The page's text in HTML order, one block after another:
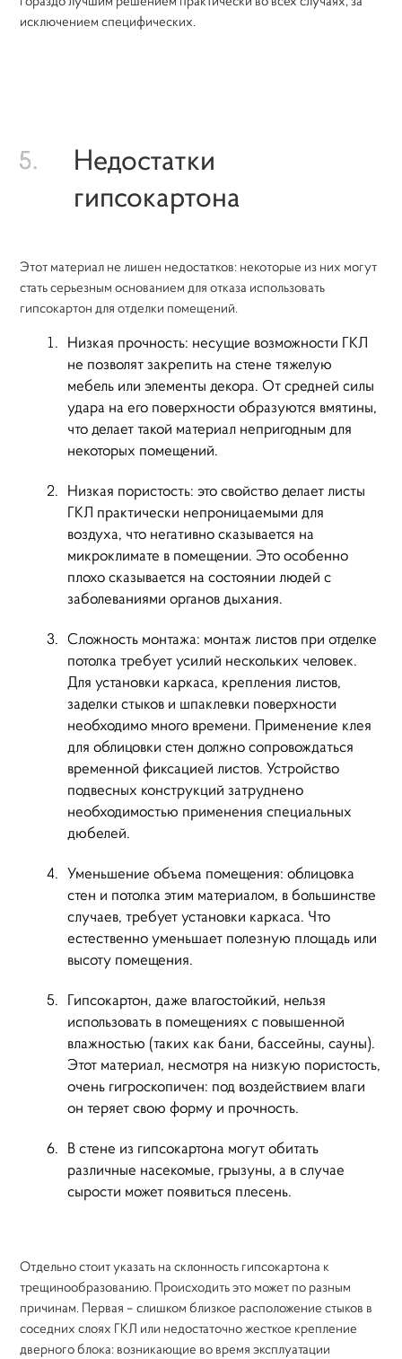
исключением специфических.
5.
Недостатки
гипсокартона
Этот материал не лишен недостатков: некоторые из них могут
стать серьезным основанием для отказа использовать
гипсокартон для отделки помещений.
Низкая прочность: несущие возможности ГКЛ
не позволят закрепить на стене тяжелую
мебель или элементы декора. От средней силы
удара на его поверхности образуются вмятины,
что делает такой материал непригодным для
некоторых помещений.
Низкая пористость: это свойство делает листы
ГКЛ практически непроницаемыми для
воздуха, что негативно сказывается на
микроклимате в помещении. Это особенно
плохо сказывается на состоянии людей с
заболеваниями органов дыхания.
Сложность монтажа: монтаж листов при отделке
потолка требует усилий нескольких человек.
Для установки каркаса, крепления листов,
заделки стыков и шпаклевки поверхности
необходимо много времени. Применение клея
для облицовки стен должно сопровождаться
временной фиксацией листов. Устройство
подвесных конструкций затруднено
необходимостью применения специальных
дюбелей.
Уменьшение объема помещения: облицовка
стен и потолка этим материалом, в большинстве
случаев, требует установки каркаса. Что
естественно уменьшает полезную площадь или
высоту помещения.
Гипсокартон, даже влагостойкий, нельзя
использовать в помещениях с повышенной
влажностью (таких как бани, бассейны, сауны).
Этот материал, несмотря на низкую пористость,
очень гигроскопичен: под воздействием влаги
он теряет свою форму и прочность.
В стене из гипсокартона могут обитать
различные насекомые, грызуны, а в случае
сырости может появиться плесень.
Отдельно стоит указать на склонность гипсокартона к
трещинообразованию. Происходить это может по разным
причинам. Первая – слишком близкое расположение стыков в
соседних слоях ГКЛ или недостаточно жесткое крепление
дверного блока: возникающие во время эксплуатации